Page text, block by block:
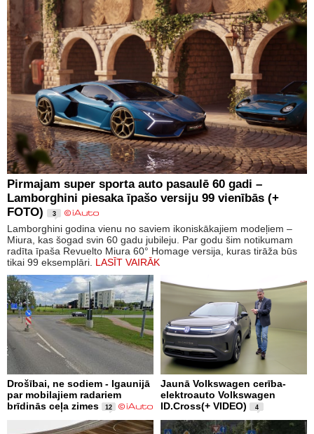
Pirmajam super sporta auto pasaulē 60 gadi –
Lamborghini piesaka īpašo versiju 99 vienībās (+
FOTO)
3
Lamborghini godina vienu no saviem ikoniskākajiem modeļiem –
Miura, kas šogad svin 60 gadu jubileju. Par godu šim notikumam
radīta īpaša Revuelto Miura 60° Homage versija, kuras tirāža būs
tikai 99 eksemplāri. LASĪT VAIRĀK
Drošībai, ne sodiem - Igaunijā
par mobilajiem radariem
brīdinās ceļa zimes
12
Jaunā Volkswagen cerība-
elektroauto Volkswagen
ID.Cross(+ VIDEO)
4